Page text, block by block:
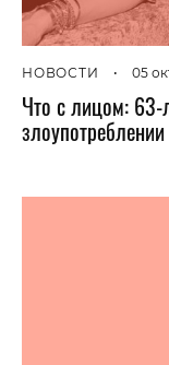
НОВОСТИ • 05
Что с лицом: